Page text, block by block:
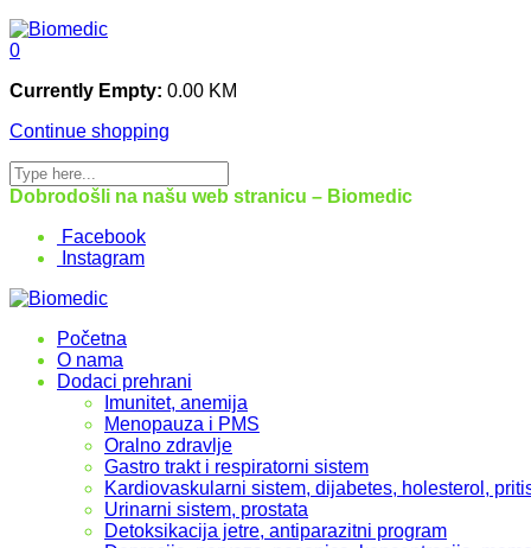
0
Currently Empty: 0.00 KM
Continue shopping
Dobrodošli na našu web stranicu – Biomedic
Facebook
Instagram
Početna
O nama
Dodaci prehrani
Imunitet, anemija
Menopauza i PMS
Oralno zdravlje
Gastro trakt i respiratorni sistem
Kardiovaskularni sistem, dijabetes, holesterol,
Urinarni sistem, prostata
Detoksikacija jetre, antiparazitni program